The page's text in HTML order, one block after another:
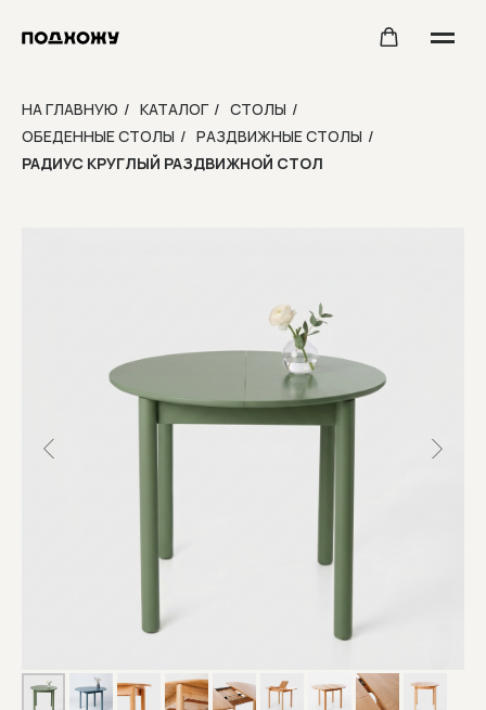
НА ГЛАВНУЮ / КАТАЛОГ / СТОЛЫ /
ОБЕДЕННЫЕ СТОЛЫ / РАЗДВИЖНЫЕ СТОЛЫ /
РАДИУС КРУГЛЫЙ РАЗДВИЖНОЙ СТОЛ